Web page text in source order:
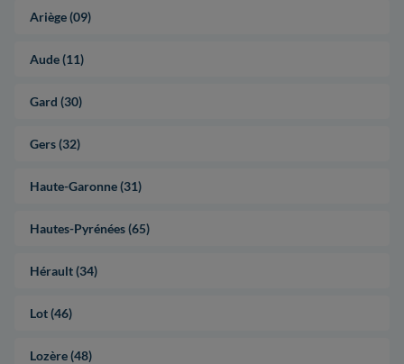
Ariège (09)
Aude (11)
Gard (30)
Gers (32)
Haute-Garonne (31)
Hautes-Pyrénées (65)
Hérault (34)
Lot (46)
Lozère (48)